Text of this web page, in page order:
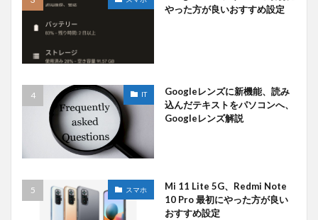
やった方が良いおすすめ設定
IT
Googleレンズに新機能、読み
込んだテキストをパソコンへ、
Googleレンズ解説
スマホ
Mi 11 Lite 5G、Redmi Note
10 Pro 最初にやった方が良い
おすすめ設定